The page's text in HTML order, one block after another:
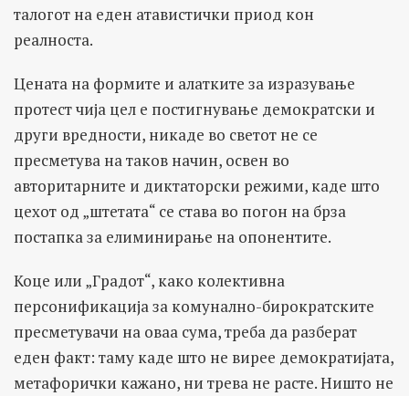
талогот на еден атавистички приод кон
реалноста.
Цената на формите и алатките за изразување
протест чија цел е постигнување демократски и
други вредности, никаде во светот не се
пресметува на таков начин, освен во
авторитарните и диктаторски режими, каде што
цехот од „штетата“ се става во погон на брза
постапка за елиминирање на опонентите.
Коце или „Градот“, како колективна
персонификација за комунално-бирократските
пресметувачи на оваа сума, треба да разберат
еден факт: таму каде што не вирее демократијата,
метафорички кажано, ни трева не расте. Ништо не